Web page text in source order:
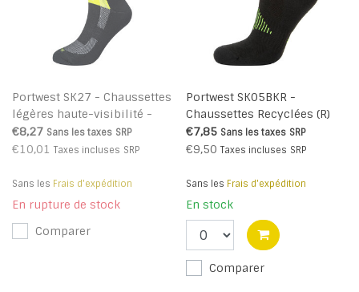
Portwest SK27 - Chaussettes
légères haute-visibilité -
Yellow - R
€8,27 Sans les taxes SRP
€10,01 Taxes incluses SRP
Sans les Frais d'expédition
En rupture de stock
Comparer
Portwest SK05BKR -
Chaussettes Recyclées (R)
€7,85 Sans les taxes SRP
€9,50 Taxes incluses SRP
Sans les Frais d'expédition
En stock
Comparer